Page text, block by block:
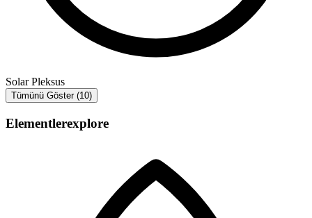
Solar Pleksus
Tümünü Göster (10)
Elementlerexplore